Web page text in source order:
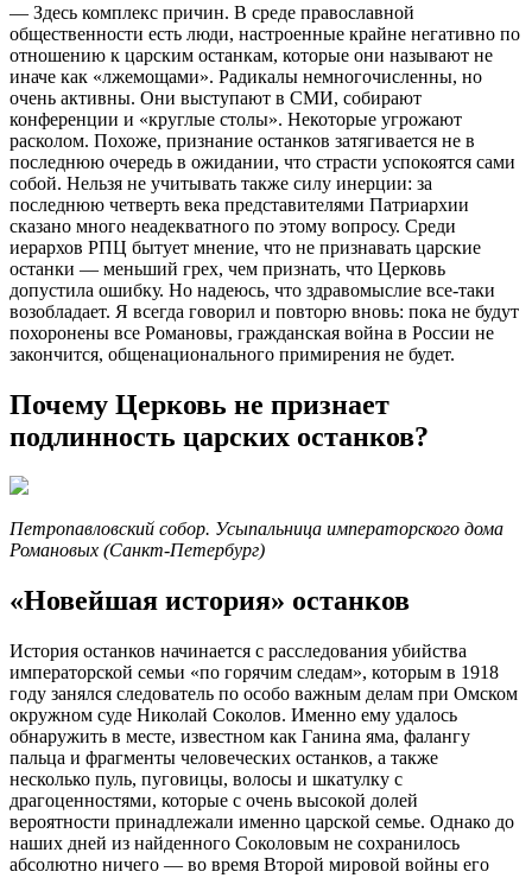
— Здесь комплекс причин. В среде православной
общественности есть люди, настроенные крайне негативно по
отношению к царским останкам, которые они называют не
иначе как «лжемощами». Радикалы немногочисленны, но
очень активны. Они выступают в СМИ, собирают
конференции и «круглые столы». Некоторые угрожают
расколом. Похоже, признание останков затягивается не в
последнюю очередь в ожидании, что страсти успокоятся сами
собой. Нельзя не учитывать также силу инерции: за
последнюю четверть века представителями Патриархии
сказано много неадекватного по этому вопросу. Среди
иерархов РПЦ бытует мнение, что не признавать царские
останки — меньший грех, чем признать, что Церковь
допустила ошибку. Но надеюсь, что здравомыслие все-таки
возобладает. Я всегда говорил и повторю вновь: пока не будут
похоронены все Романовы, гражданская война в России не
закончится, общенационального примирения не будет.
Почему Церковь не признает
подлинность царских останков?
Петропавловский собор. Усыпальница императорского дома
Романовых (Санкт-Петербург)
«Новейшая история» останков
История останков начинается с расследования убийства
императорской семьи «по горячим следам», которым в 1918
году занялся следователь по особо важным делам при Омском
окружном суде Николай Соколов. Именно ему удалось
обнаружить в месте, известном как Ганина яма, фалангу
пальца и фрагменты человеческих останков, а также
несколько пуль, пуговицы, волосы и шкатулку с
драгоценностями, которые с очень высокой долей
вероятности принадлежали именно царской семье. Однако до
наших дней из найденного Соколовым не сохранилось
абсолютно ничего — во время Второй мировой войны его